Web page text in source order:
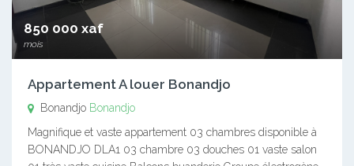
850 000 xaf
mois
Appartement A louer Bonandjo
Bonandjo Bonandjo
Magnifique et vaste appartement 03 chambres disponible à
BONANDJO DLA1 03 chambre 03 douches 01 vaste salon